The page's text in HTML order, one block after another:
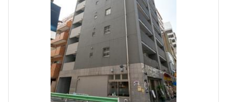
検索結果の絞り込み
管理費/共益費含む